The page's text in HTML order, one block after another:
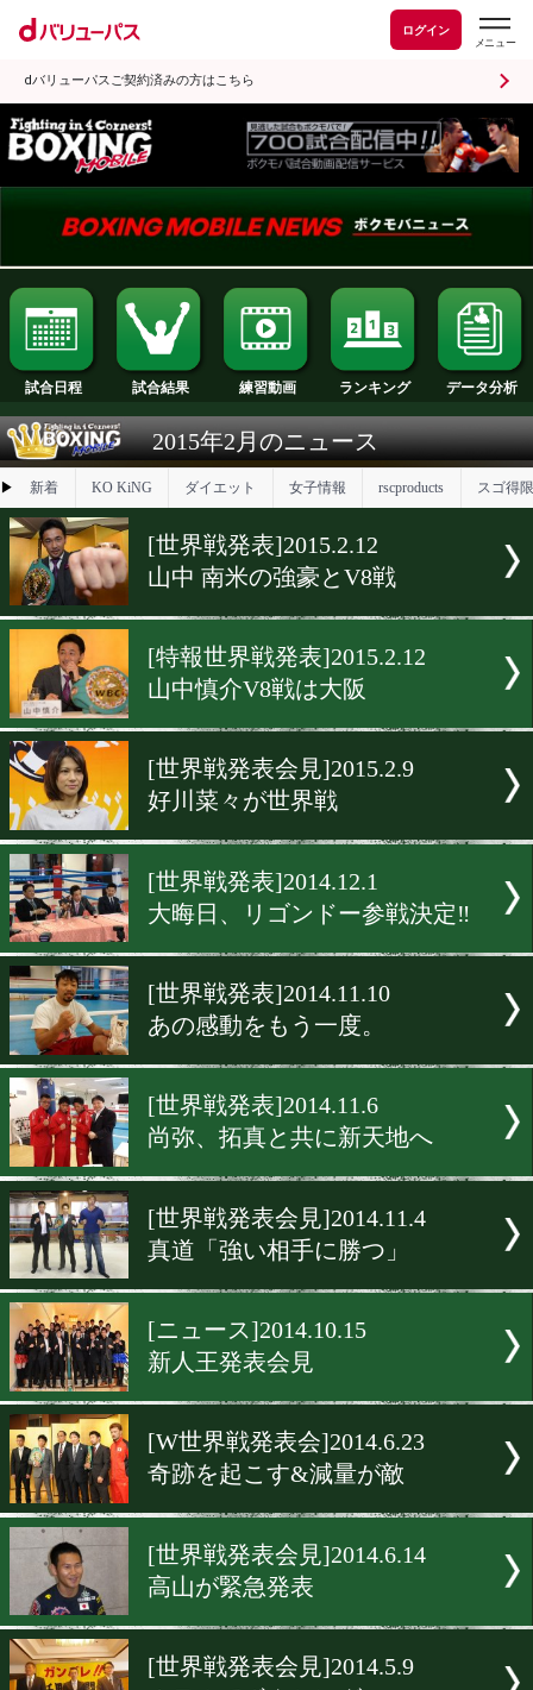
ログイン
dバリューパスご契約済みの方はこちら
試合日程 試合結果 練習動画 ランキング
2015年2月のニュース
新着 KO KiNG ダイエット 女子情報
[世界戦発表]2015.2.12
山中 南米の強豪とV8戦
[特報世界戦発表]2015.2.12
[世界戦発表会見]2015.2.9
好川菜々が世界戦
[世界戦発表]2014.12.1
大晦日、リゴンドー参戦決
あの感動をもう一度。
[世界戦発表]2014.11.6
尚弥、拓真と共に新天地へ
[世界戦発表会見]2014.11.4
真道「強い相手に勝つ」
[ニュース]2014.10.15